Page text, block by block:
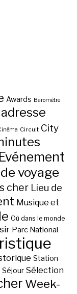
Awards Baromètre
Circuit City
Evénement
voyage
cher Lieu de
Musique et
Où dans le monde
Parc National
Station
Séjour Sélection
Week-